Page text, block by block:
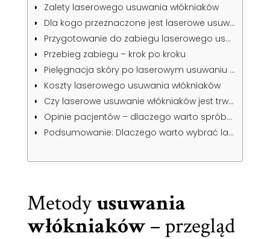
Zalety laserowego usuwania włókniaków
Dla kogo przeznaczone jest laserowe usuwanie włókniaków?
Przygotowanie do zabiegu laserowego usuwania włókniaków
Przebieg zabiegu – krok po kroku
Pielęgnacja skóry po laserowym usuwaniu włókniaków
Koszty laserowego usuwania włókniaków
Czy laserowe usuwanie włókniaków jest trwałe?
Opinie pacjentów – dlaczego warto spróbować?
Podsumowanie: Dlaczego warto wybrać laserowe usuwanie włókniaków?
Metodyusuwania
włókniaków– przegląd